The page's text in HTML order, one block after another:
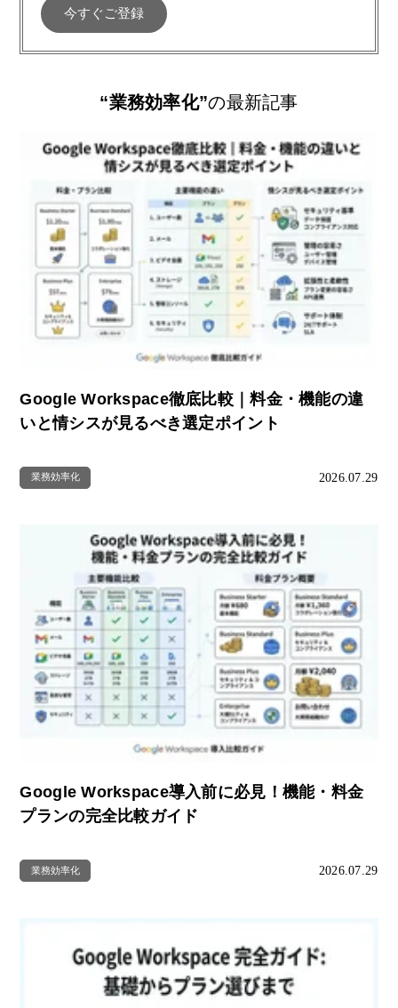
“業務効率化”の最新記事
Google Workspace徹底比較｜料金・機能の違
いと情シスが見るべき選定ポイント
業務効率化 2026.07.29
Google Workspace導入前に必見！機能・料金
プランの完全比較ガイド
業務効率化 2026.07.29